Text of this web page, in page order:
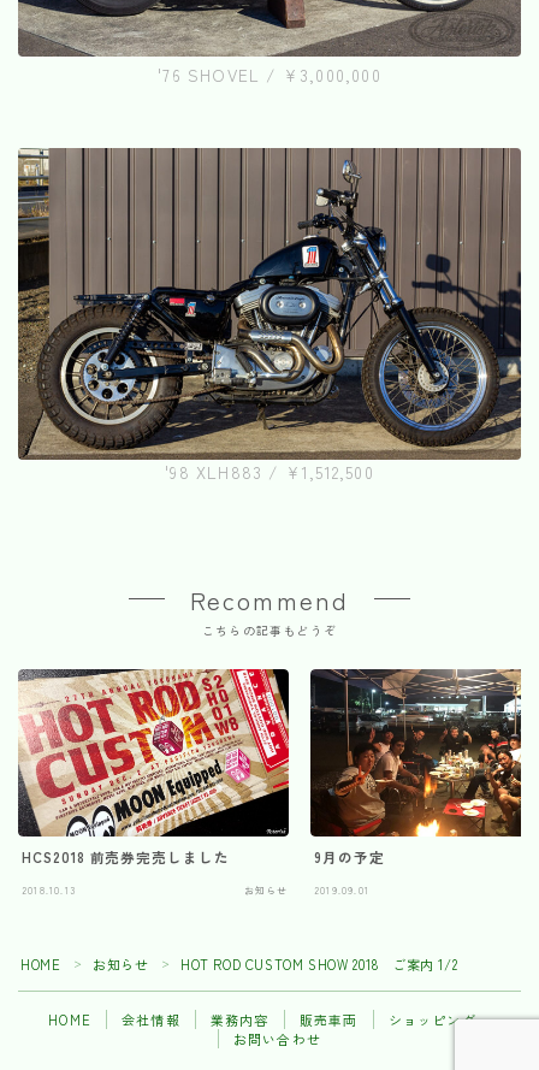
'76 SHOVEL / ¥3,000,000
'98 XLH883 / ¥1,512,500
Recommend
こちらの記事もどうぞ
HCS2018 前売券完売しました
2018.10.13 お知らせ
9月の予定
2019.09.01
HOME ＞ お知らせ ＞ HOT ROD CUSTOM SHOW 2018 ご案内 1/2
HOME 会社情報 業務内容 販売車両
ショッピング
お問い合わせ